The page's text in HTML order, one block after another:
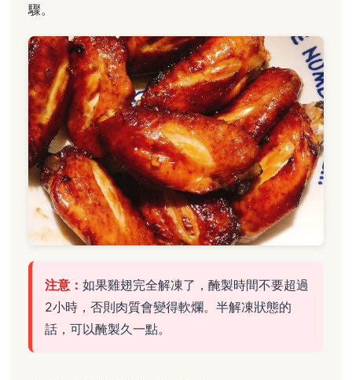
驟。
注意： 如果雞翅完全解凍了，醃製時間不要超過
2小時，否則肉質會變得軟爛。半解凍狀態的
話，可以醃製久一點。